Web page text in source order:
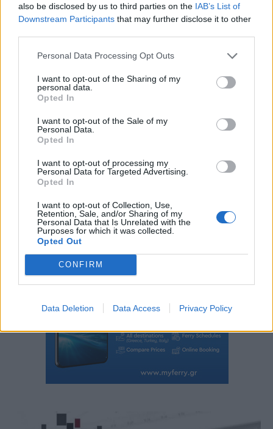
also be disclosed by us to third parties on the IAB’s List of
Downstream Participants that may further disclose it to other
Personal Data Processing Opt Outs
I want to opt-out of the Sharing of my
personal data.
Opted In
I want to opt-out of the Sale of my
Personal Data.
Opted In
I want to opt-out of processing my
Personal Data for Targeted Advertising.
Opted In
I want to opt-out of Collection, Use,
Retention, Sale, and/or Sharing of my
Personal Data that Is Unrelated with the
Purposes for which it was collected.
Opted Out
CONFIRM
Data Deletion Data Access Privacy Policy
Σε συνθήκες… καύσωνα οι σχέσεις ΤΕΕ Καλύμνου και
Δημοτικού Λιμενικού Ταμείου – Νέα σκληρή απάντηση